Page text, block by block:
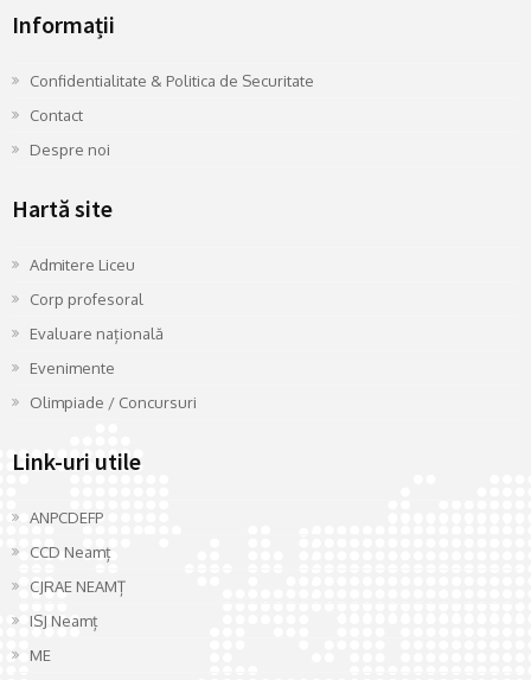
Informații
Confidentialitate & Politica de Securitate
Contact
Despre noi
Hartă site
Admitere Liceu
Corp profesoral
Evaluare națională
Evenimente
Olimpiade / Concursuri
Link-uri utile
ANPCDEFP
CCD Neamț
CJRAE NEAMȚ
ISJ Neamț
ME